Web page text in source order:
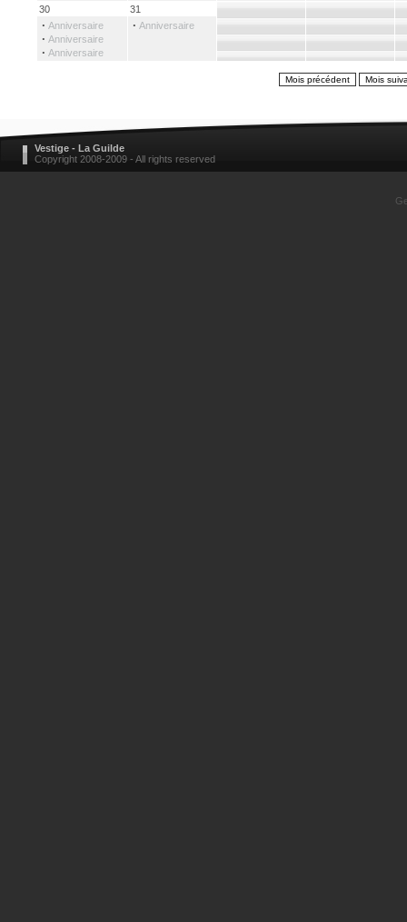
30
· Anniversaire
· Anniversaire
· Anniversaire
31
· Anniversaire
Vestige - La Guilde
Copyright 2008-2009 - All rights reserved